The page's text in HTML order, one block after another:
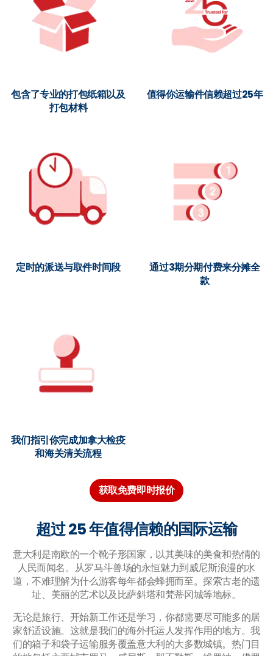
包含了专业的打包纸箱以及
打包材料
值得你运输件信赖超过25年
定时的派送与取件时间段
通过3期分期付费来分摊全
款
我们指引你完成加拿大检疫
和海关清关流程
获取免费即时报价
超过 25 年值得信赖的国际运输
意大利是南欧的一个靴子形国家，以其美味的美食和热情的
人民而闻名。从罗马斗兽场的永恒魅力到威尼斯浪漫的水
道，不难理解为什么游客每年都会蜂拥而至。探索古老的遗
址、美丽的艺术以及比萨斜塔和梵蒂冈城等地标。
无论是旅行、开始新工作还是学习，你都需要尽可能多的居
家舒适设施。这就是我们的海外托运人发挥作用的地方。我
们的箱子和袋子运输服务覆盖意大利的大多数城镇。热门目